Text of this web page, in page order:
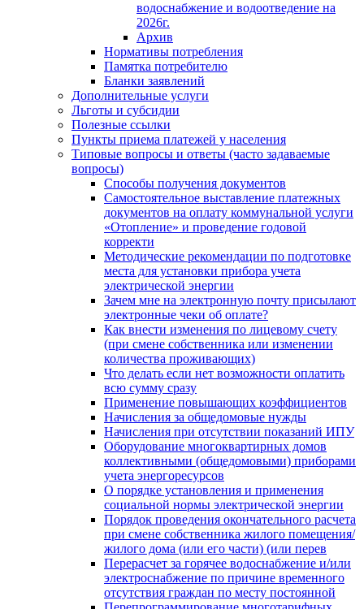
водоснабжение и водоотведение на
2026г.
Архив
Нормативы потребления
Памятка потребителю
Бланки заявлений
Дополнительные услуги
Льготы и субсидии
Полезные ссылки
Пункты приема платежей у населения
Типовые вопросы и ответы (часто задаваемые
вопросы)
Способы получения документов
Самостоятельное выставление платежных
документов на оплату коммунальной услуги
«Отопление» и проведение годовой
корректи
Методические рекомендации по подготовке
места для установки прибора учета
электрической энергии
Зачем мне на электронную почту присылают
электронные чеки об оплате?
Как внести изменения по лицевому счету
(при смене собственника или изменении
количества проживающих)
Что делать если нет возможности оплатить
всю сумму сразу
Применение повышающих коэффициентов
Начисления за общедомовые нужды
Начисления при отсутствии показаний ИПУ
Оборудование многоквартирных домов
коллективными (общедомовыми) приборами
учета энергоресурсов
О порядке установления и применения
социальной нормы электрической энергии
Порядок проведения окончательного расчета
при смене собственника жилого помещения/
жилого дома (или его части) (или перев
Перерасчет за горячее водоснабжение и/или
электроснабжение по причине временного
отсутствия граждан по месту постоянной